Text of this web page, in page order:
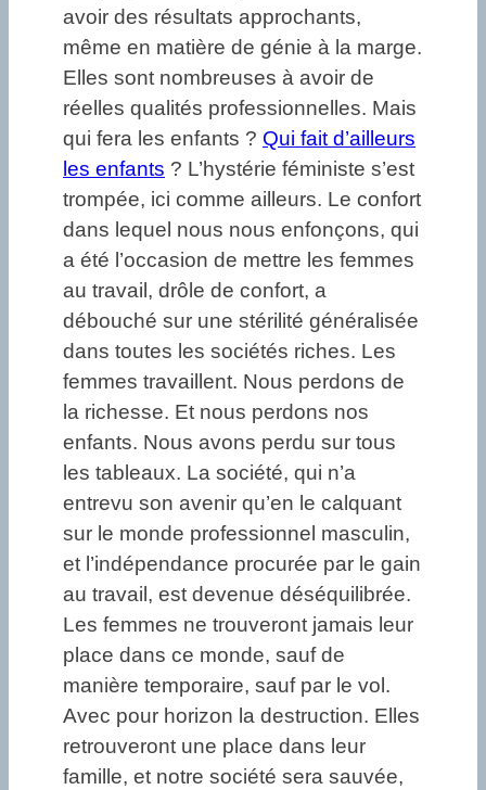
avoir des résultats approchants,
même en matière de génie à la marge.
Elles sont nombreuses à avoir de
réelles qualités professionnelles. Mais
qui fera les enfants ? Qui fait d’ailleurs
les enfants ? L’hystérie féministe s’est
trompée, ici comme ailleurs. Le confort
dans lequel nous nous enfonçons, qui
a été l’occasion de mettre les femmes
au travail, drôle de confort, a
débouché sur une stérilité généralisée
dans toutes les sociétés riches. Les
femmes travaillent. Nous perdons de
la richesse. Et nous perdons nos
enfants. Nous avons perdu sur tous
les tableaux. La société, qui n’a
entrevu son avenir qu’en le calquant
sur le monde professionnel masculin,
et l’indépendance procurée par le gain
au travail, est devenue déséquilibrée.
Les femmes ne trouveront jamais leur
place dans ce monde, sauf de
manière temporaire, sauf par le vol.
Avec pour horizon la destruction. Elles
retrouveront une place dans leur
famille, et notre société sera sauvée,